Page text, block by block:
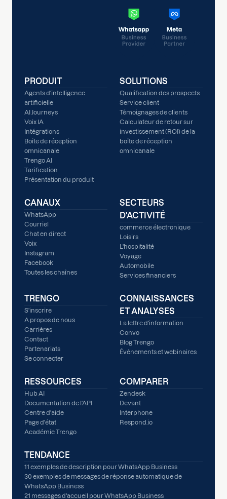
PRODUIT
Agents d'intelligence
artificielle
AI Journeys
Voix IA
Intégrations
Boîte de réception
omnicanale
Trengo AI
Tarification
Présentation du produit
SOLUTIONS
Qualification des prospects
Service client
Témoignages de clients
Calculateur de retour sur
investissement (ROI) de la
boîte de réception
omnicanale
CANAUX
WhatsApp
Courriel
Chat en direct
Voix
Instagram
Facebook
Toutes les chaînes
SECTEURS
D'ACTIVITÉ
commerce électronique
Loisirs
L'hospitalité
Voyage
Automobile
Services financiers
TRENGO
S'inscrire
A propos de nous
Carrières
Contact
Partenariats
Se connecter
CONNAISSANCES
ET ANALYSES
La lettre d'information
Convo
Blog Trengo
Événements et webinaires
RESSOURCES
Hub AI
Documentation de l'API
Centre d'aide
Page d'état
Académie Trengo
COMPARER
Zendesk
Devant
Interphone
Respond.io
TENDANCE
11 exemples de description pour WhatsApp Business
30 exemples de messages de réponse automatique de
WhatsApp Business
21 messages d'accueil pour WhatsApp Business